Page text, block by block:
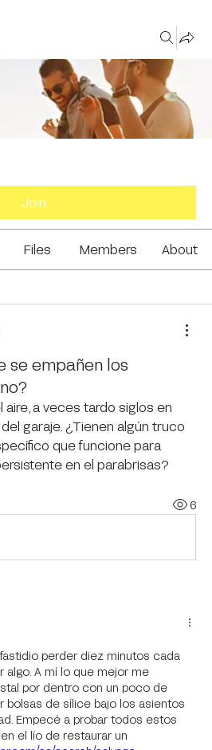
Join
Files Members About
se empañen los
a veces tardo siglos en
garaje. ¿Tienen algún truco
que funcione para
en el parabrisas?
6
perder diez minutos cada
algo. A mí lo que mejor me
por dentro con un poco de
bolsas de sílice bajo los asientos
Empecé a probar todos estos